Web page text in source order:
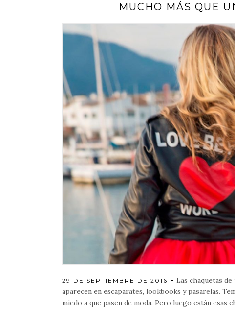
MUCHO MÁS QUE
POSTED
ON
29 DE SEPTIEMBRE DE 2016
Las chaquetas
aparecen en escaparates, lookbooks y pasarelas.
miedo a que pasen de moda. Pero luego están esas